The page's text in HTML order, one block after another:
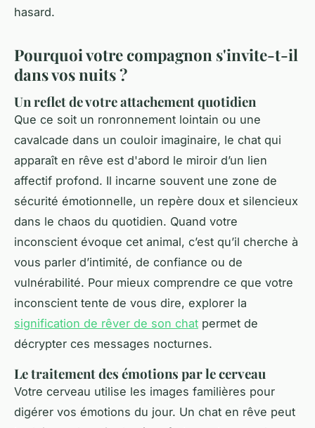
hasard.
Pourquoi votre compagnon s'invite-t-il
dans vos nuits ?
Un reflet de votre attachement quotidien
Que ce soit un ronronnement lointain ou une
cavalcade dans un couloir imaginaire, le chat qui
apparaît en rêve est d'abord le miroir d’un lien
affectif profond. Il incarne souvent une zone de
sécurité émotionnelle, un repère doux et silencieux
dans le chaos du quotidien. Quand votre
inconscient évoque cet animal, c’est qu’il cherche à
vous parler d’intimité, de confiance ou de
vulnérabilité. Pour mieux comprendre ce que votre
inconscient tente de vous dire, explorer la
signification de rêver de son chat permet de
décrypter ces messages nocturnes.
Le traitement des émotions par le cerveau
Votre cerveau utilise les images familières pour
digérer vos émotions du jour. Un chat en rêve peut